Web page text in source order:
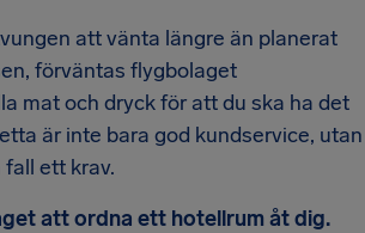
att vänta längre än planerat
förväntas flygbolaget
mat och dryck för att du ska ha det
är inte bara god kundservice, utan
fall ett krav.
att ordna ett hotellrum åt dig.